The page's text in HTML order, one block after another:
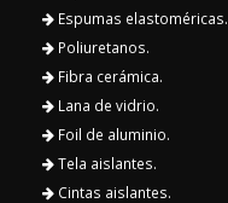
Espumas elastoméricas.
Poliuretanos.
Fibra cerámica.
Lana de vidrio.
Foil de aluminio.
Tela aislantes.
Cintas aislantes.